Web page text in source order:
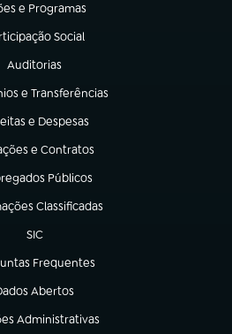
e Programas
em nova aba)
Social
em nova aba)
Auditorias
(abre em nova aba)
e Transferências
nova aba)
e Despesas
em nova aba)
e Contratos
em nova aba)
Públicos
em nova aba)
Classificadas
nova aba)
SIC
(abre em nova aba)
Frequentes
em nova aba)
Abertos
em nova aba)
Administrativas
nova aba)